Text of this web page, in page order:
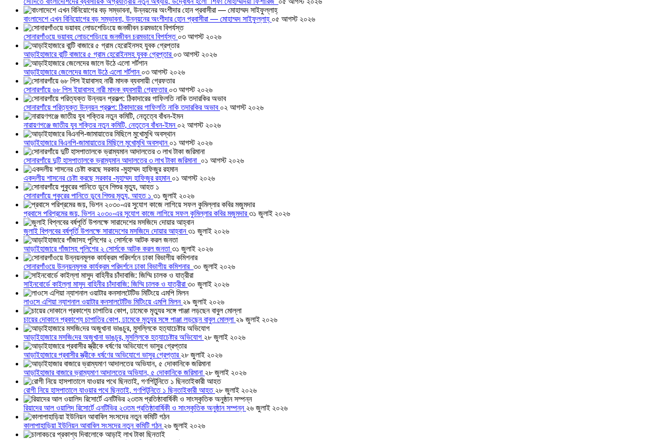
বাংলাদেশে এখন বিনিয়োগের বড় সম্ভাবনা, উন্নয়নের অংশীদার হোন প্রবাসীরা — মোহাম্মদ সাইফুল্লাহ্ ০৫ আগস্ট ২০২৬
সোনারগাঁওয়ে ভয়াবহ লোডশেডিংয়ে জনজীবন চরমভাবে বিপর্যস্ত ০৩ আগস্ট ২০২৬
আড়াইহাজারে বান্টি বাজারে ৫ গ্রাম হেরোইনসহ যুবক গ্রেপ্তার ০৩ আগস্ট ২০২৬
আড়াইহাজারে জেলেদের জালে উঠে এলো শর্টগান ০৩ আগস্ট ২০২৬
সোনারগাঁয়ে ৬৮ পিস ইয়াবাসহ নারী মাদক ব্যবসায়ী গ্রেফতার ০৩ আগস্ট ২০২৬
সোনারগাঁয়ে পরিত্যক্ত উন্নয়ন প্রকল্প: ঠিকাদারের গাফিলতি নাকি তদারকির অভাব ০২ আগস্ট ২০২৬
নারায়ণগঞ্জে জাতীয় যুব শক্তির নতুন কমিটি, নেতৃত্বে বাঁধন-ইমন ০২ আগস্ট ২০২৬
আড়াইহাজারে বিএনপি-জামায়াতের মিছিলে মুখোমুখি অবস্থান ০১ আগস্ট ২০২৬
সোনারগাঁয়ে দুটি হাসপাতালকে ভ্রাম্যমান আদালতের ৩ লাখ টাকা জরিমানা ০১ আগস্ট ২০২৬
একদলীয় শাসনের চেষ্টা করছে সরকার -মুহাম্মদ হাফিজুর রহমান ০১ আগস্ট ২০২৬
সোনারগাঁয়ে পুকুরের পানিতে ডুবে শিশুর মৃত্যু, আহত ১ ৩১ জুলাই ২০২৬
প্রবাসে পরিশ্রমের জয়, ভিশন ২০৩০-এর সুযোগ কাজে লাগিয়ে সফল কুমিল্লার কবির মজুমদার৩১ জুলাই ২০২৬
জুলাই বিপ্লবের বর্ষপূর্তি উপলক্ষে সারাদেশের মসজিদে দোয়ার আহ্বান৩১ জুলাই ২০২৬
আড়াইহাজারে গাঁজাসহ পুলিশের ২ সোর্সকে আটক করল জনতা ৩১ জুলাই ২০২৬
সোনারগাঁওয়ে উন্নয়নমূলক কার্যক্রম পরিদর্শনে ঢাকা বিভাগীয় কমিশনার ৩০ জুলাই ২০২৬
সাইনবোর্ডে কাইল্লা মাসুদ বাহিনীর চাঁদাবাজি: জিম্মি চালক ও যাত্রীরা ৩০ জুলাই ২০২৬
লাওসে এশিয়া ন্যাশনাল ওয়াটার কনসালটেটিভ মিটিংয়ে এমপি মিলন ২৯ জুলাই ২০২৬
চায়ের দোকানে প্রকাশ্যে চাপাতির কোপ, ঢামেকে মৃত্যুর সঙ্গে পাঞ্জা লড়ছেন বাবুল মোল্লা ২৯ জুলাই ২০২৬
আড়াইহাজারে মস‌জি‌দের অজুখানা ভাঙচুর, মুসল্লিকে হত্যাচেষ্টার অভিযোগ ২৮ জুলাই ২০২৬
আড়াইহাজারে প্রবাসীর স্ত্রীকে ধর্ষণের অভিযোগে ভাসুর গ্রেপ্তার ২৮ জুলাই ২০২৬
আড়াইহাজার বাজারে ভ্রাম্যমাণ আদালতের অভিযান, ৫ দোকানিকে জরিমানা ২৮ জুলাই ২০২৬
রোগী নিয়ে হাসপাতালে যাওয়ার পথে ছিনতাই, গণপিটুনিতে ১ ছিনতাইকারী আহত ২৮ জুলাই ২০২৬
রিয়াদের আল ওয়ালিদ রিসোর্টে এনটিভির ২৩তম প্রতিষ্ঠাবার্ষিকী ও সাংস্কৃতিক অনুষ্ঠান সম্পন্ন ২৬ জুলাই ২০২৬
কালাপাহাড়িয়া ইউনিয়ন আবাবিল সংসদের নতুন কমিটি গঠন ২৬ জুলাই ২০২৬